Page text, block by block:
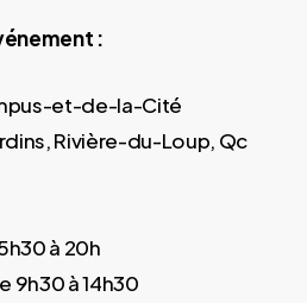
:
et-de-la-Cité
Rivière-du-Loup, Qc
à 20h
9h30 à 14h30